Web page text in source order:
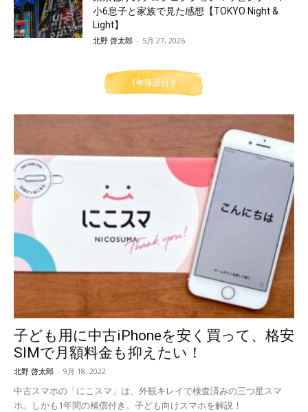
小6息子と家族で見た感想【TOKYO Night &
Light】
北野 啓太郎 - 5月 27, 2026
1年保証付き
子ども用に中古iPhoneを安く買って、格安
SIMで月額料金も抑えたい！
北野 啓太郎 - 9月 18, 2022
中古スマホの「にこスマ」は、外観キレイで検査済みの三つ星スマ
ホ。しかも1年間の補償付き。子ども向けスマホを解説！